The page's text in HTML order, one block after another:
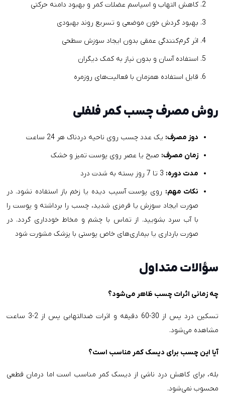
کاهش التهاب و اسپاسم عضلات کمر و بهبود دامنه حرکتی
بهبود گردش خون موضعی و تسریع روند بهبودی
اثر گرم‌کنندگی عمقی بدون ایجاد سوزش سطحی
استفاده آسان و بدون نیاز به کمک دیگران
قابل استفاده همزمان با فعالیت‌های روزمره
روش مصرف چسب کمر فلفلی
دوز مصرف: یک عدد چسب روی ناحیه دردناک هر 24 ساعت
زمان مصرف: صبح یا عصر روی پوست تمیز و خشک
مدت دوره:
نکات مهم: روی پوست آسیب دیده یا زخم باز استفاده نشود. در
صورت ایجاد سوزش یا قرمزی شدید، چسب را برداشته و پوست را
با آب سرد بشویید. از تماس با چشم و مخاط خودداری گردد. در
صورت بارداری یا بیماری‌های خاص پوستی با پزشک مشورت شود
سؤالات متداول
چه زمانی اثرات چسب ظاهر می‌شود؟
تسکین درد پس از 30-60 دقیقه و اثرات ضدالتهابی پس از 2-3 ساعت
مشاهده می‌شود.
آیا این چسب برای دیسک کمر مناسب است؟
بله، برای کاهش درد ناشی از دیسک کمر مناسب است اما درمان قطعی
محسوب نمی‌شود.